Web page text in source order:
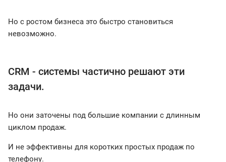
Но с ростом бизнеса это быстро становиться
невозможно.
CRM - системы частично решают эти
задачи.
Но они заточены под большие компании с длинным
циклом продаж.
И не эффективны для коротких простых продаж по
телефону.